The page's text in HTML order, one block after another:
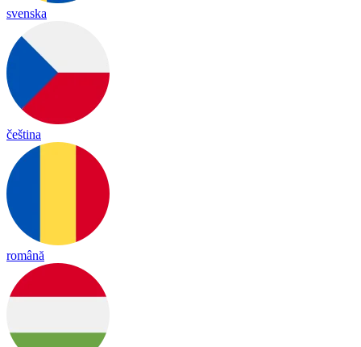
svenska
čeština
română